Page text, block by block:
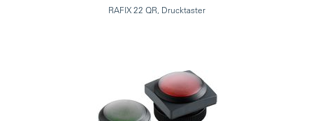
RAFIX 22 QR, Drucktaster